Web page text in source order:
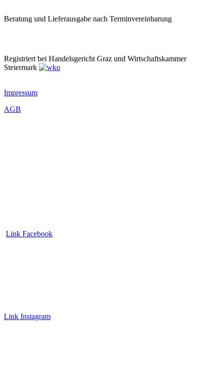
Beratung und Lieferausgabe nach Terminvereinbarung
Registriert bei Handelsgericht Graz und Wirtschaftskammer
Steiermark
Impressum
AGB
Link Facebook
Link Instagram